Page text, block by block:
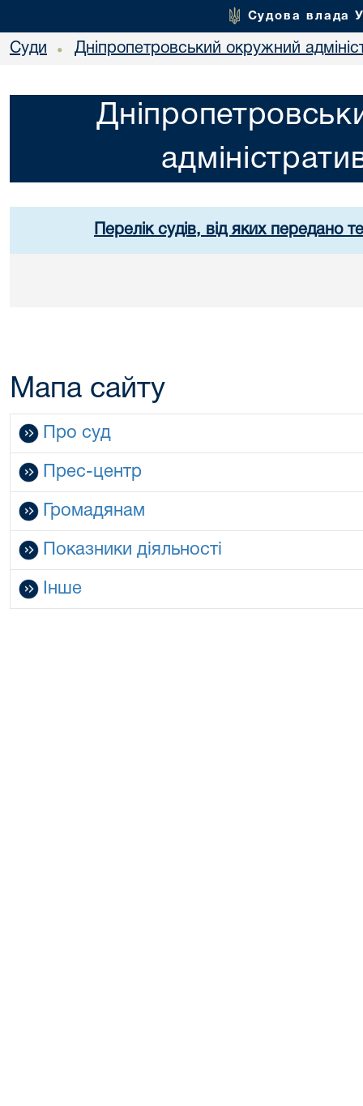
Судова влада
Суди • Дніпропетровський окружний
Перелік судів, від яких передано
Мапа сайту
Про суд
Прес-центр
Громадянам
Показники діяльності
Інше